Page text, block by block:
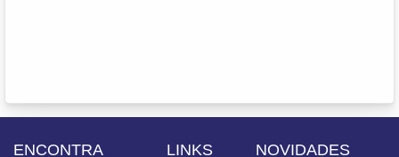
ENCONTRA
LINKS
NOVIDADES